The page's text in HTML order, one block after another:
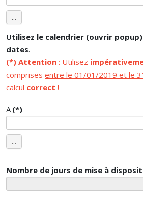
...
Utilisez le calendrier (ouvrir
dates.
(*) Attention : Utilisez
comprises entre le 01/01/2019 et le
calcul correct !
A (*)
...
Nombre de jours de mise à